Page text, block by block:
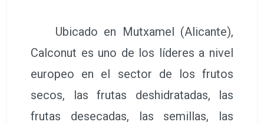
Ubicado en Mutxamel (Alicante),
Calconut es uno de los líderes a nivel
europeo en el sector de los frutos
secos, las frutas deshidratadas, las
frutas desecadas, las semillas, las